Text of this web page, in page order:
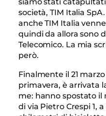
società, TIM Italia
anche TIM Italia
quindi da allora sono
Telecomico. La mia
però.
Finalmente il 21
primavera, è arrivata
me: hanno spostato il
di via Pietro Crespi 1,